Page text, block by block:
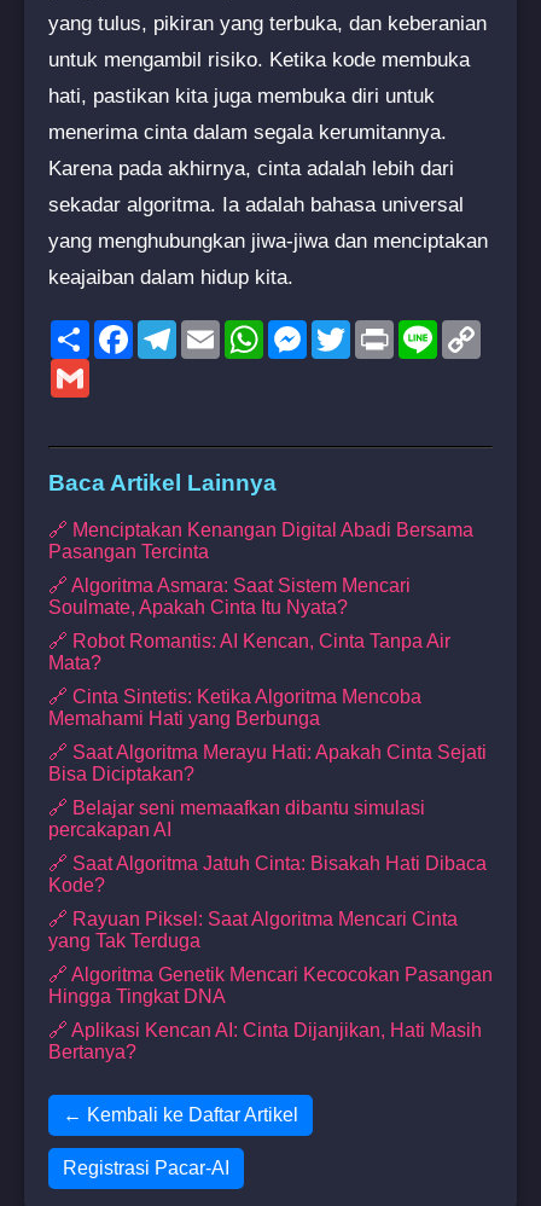
yang tulus, pikiran yang terbuka, dan keberanian
untuk mengambil risiko. Ketika kode membuka
hati, pastikan kita juga membuka diri untuk
menerima cinta dalam segala kerumitannya.
Karena pada akhirnya, cinta adalah lebih dari
sekadar algoritma. Ia adalah bahasa universal
yang menghubungkan jiwa-jiwa dan menciptakan
keajaiban dalam hidup kita.
ShareFacebookTelegram
EmailWhatsAppMessenger
TwitterPrint Line
Baca Artikel Lainnya
🔗 Menciptakan Kenangan Digital Abadi Bersama
Pasangan Tercinta
🔗 Algoritma Asmara: Saat Sistem Mencari
Soulmate, Apakah Cinta Itu Nyata?
🔗 Robot Romantis: AI Kencan, Cinta Tanpa Air
Mata?
🔗 Cinta Sintetis: Ketika Algoritma Mencoba
Memahami Hati yang Berbunga
🔗 Saat Algoritma Merayu Hati: Apakah Cinta Sejati
Bisa Diciptakan?
🔗 Belajar seni memaafkan dibantu simulasi
percakapan AI
🔗 Saat Algoritma Jatuh Cinta: Bisakah Hati Dibaca
Kode?
🔗 Rayuan Piksel: Saat Algoritma Mencari Cinta
yang Tak Terduga
🔗 Algoritma Genetik Mencari Kecocokan Pasangan
Hingga Tingkat DNA
🔗 Aplikasi Kencan AI: Cinta Dijanjikan, Hati Masih
Bertanya?
← Kembali ke Daftar Artikel
Registrasi Pacar-AI